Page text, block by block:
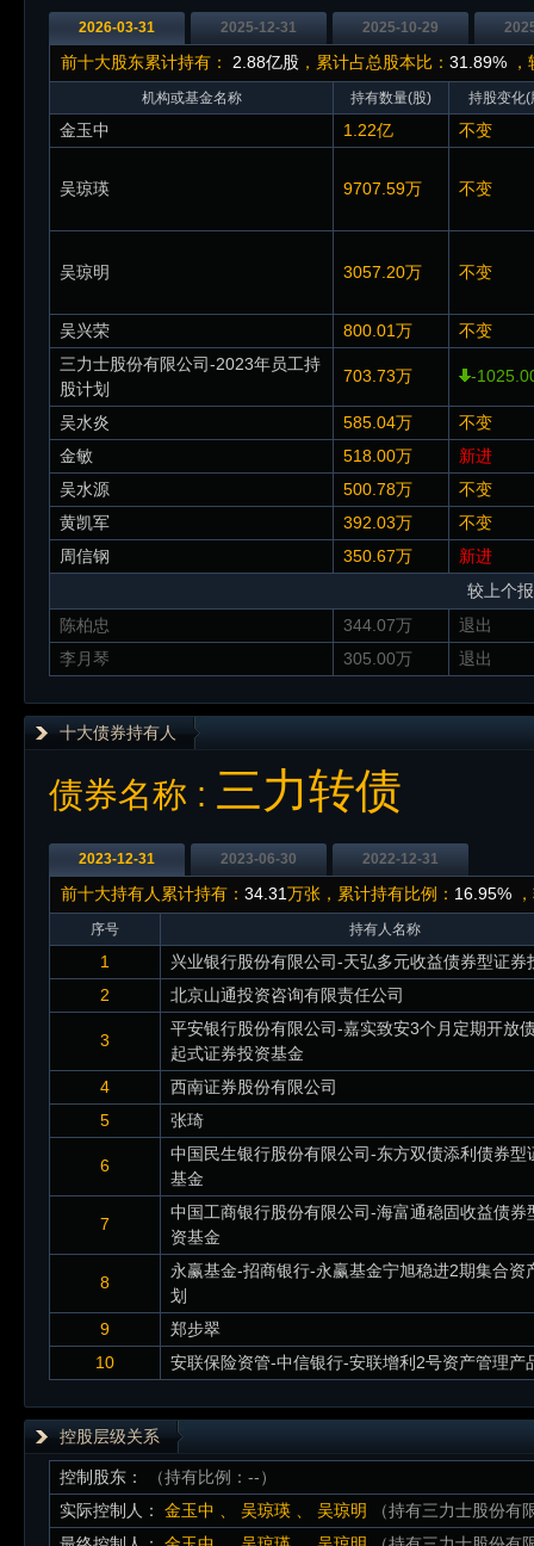
2026-03-31 2025-12-31 2025-10-29
前十大股东累计持有： 2.88亿股 ，累计占总股本比： 31.89%
机构或基金名称 持有数量(股) 持股变化(
金玉中 1.22亿 不变
吴琼瑛 9707.59万 不变
吴琼明 3057.20万 不变
吴兴荣 800.01万
不变
三力士股份有限公司-2023年员工持
股计划
703.73万 -
吴水炎 585.04万
不变
金敏
518.00万
新进
吴水源
500.78万
不变
黄凯军
392.03万
不变
周信钢
350.67万
新进
较上个
陈柏忠
344.07万
退出
李月琴
305.00万 退出
十大债券持有人
债券名称 : 三力转债
2023-12-31 2023-06-30 2022-12-31
前十大持有人累计持有： 34.31万张，累计持有比例： 16.95%
序号 持有人名称
1
兴业银行股份有限公司-天弘多元收益债券型证券
2
北京山通投资咨询有限责任公司
3
平安银行股份有限公司-嘉实致安3个月定期开放
起式证券投资基金
4
西南证券股份有限公司
5
张琦
6
中国民生银行股份有限公司-东方双债添利债券型
基金
7
中国工商银行股份有限公司-海富通稳固收益债券
资基金
8
永赢基金-招商银行-永赢基金宁旭稳进2期集合资
划
9
郑步翠
10
安联保险资管-中信银行-安联增利2号资产管理产
控股层级关系
控制股东：
（持有比例：--）
实际控制人：
金玉中 吴琼瑛 吴琼明
（持有三力士股份